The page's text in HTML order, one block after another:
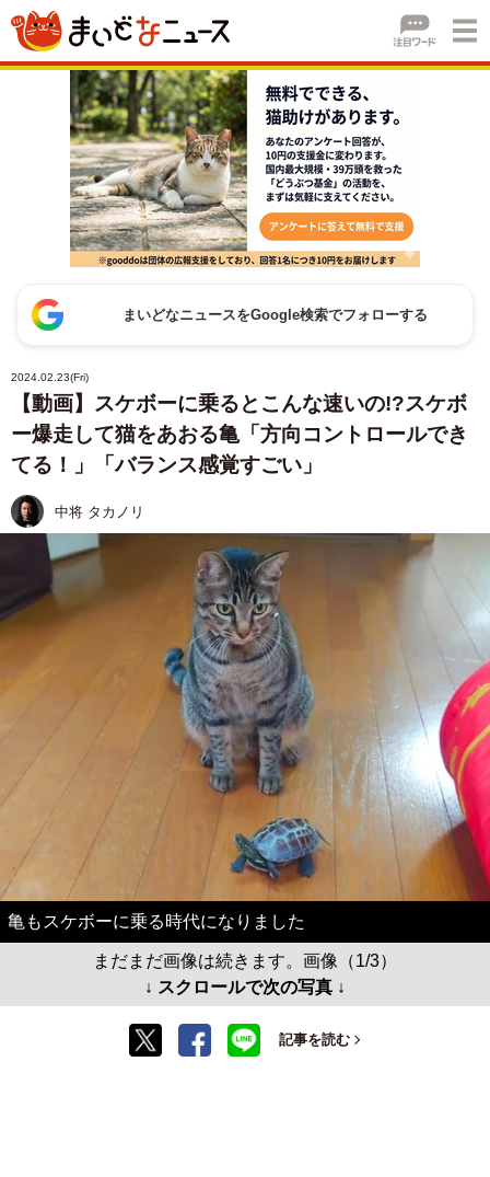
まいどなニュースをGoogle検索でフォローする
2024.02.23(Fri)
【動画】スケボーに乗るとこんな速いの!?スケボ
ー爆走して猫をあおる亀「方向コントロールでき
てる！」「バランス感覚すごい」
中将 タカノリ
亀もスケボーに乗る時代になりました
まだまだ画像は続きます。画像（1/3）
↓ スクロールで次の写真 ↓
記事を読む